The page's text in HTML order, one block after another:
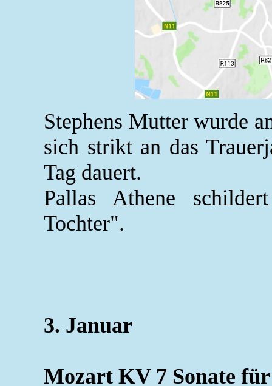
Stephens Mutter wurde
sich strikt an das
Tag dauert.
Pallas Athene
Tochter".
3. Januar
Mozart KV 7 Sonate